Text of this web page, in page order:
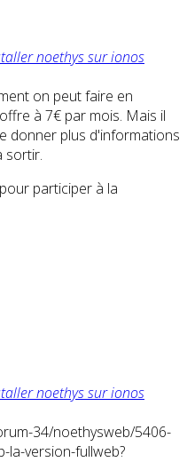
noethys sur ionos
on peut faire en
à 7€ par mois. Mais il
donner plus d'informations
sortir.
pour participer à la
noethys sur ionos
34/noethysweb/5406-
la-version-fullweb?